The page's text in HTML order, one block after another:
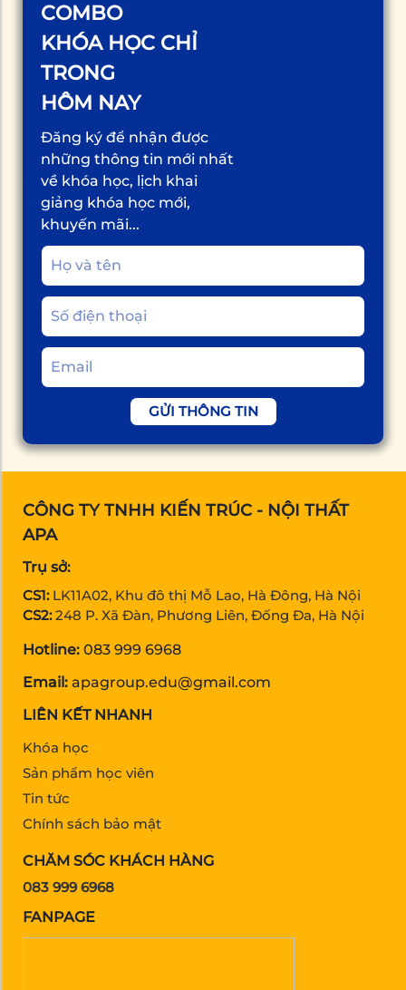
COMBO
KHÓA HỌC CHỈ
TRONG
HÔM NAY
Đăng ký để nhận được
những thông tin mới nhất
về khóa học, lịch khai
giảng khóa học mới,
khuyến mãi...
GỬI THÔNG TIN
CÔNG TY TNHH KIẾN TRÚC - NỘI THẤT
APA
Trụ sở:
CS1: LK11A02, Khu đô thị Mỗ Lao, Hà Đông, Hà Nội
CS2: 248 P. Xã Đàn, Phương Liên, Đống Đa, Hà Nội
Hotline: 083 999 6968
Email: apagroup.edu@gmail.com
LIÊN KẾT NHANH
Khóa học
Sản phẩm học viên
Tin tức
Chính sách bảo mật
CHĂM SÓC KHÁCH HÀNG
083 999 6968
FANPAGE